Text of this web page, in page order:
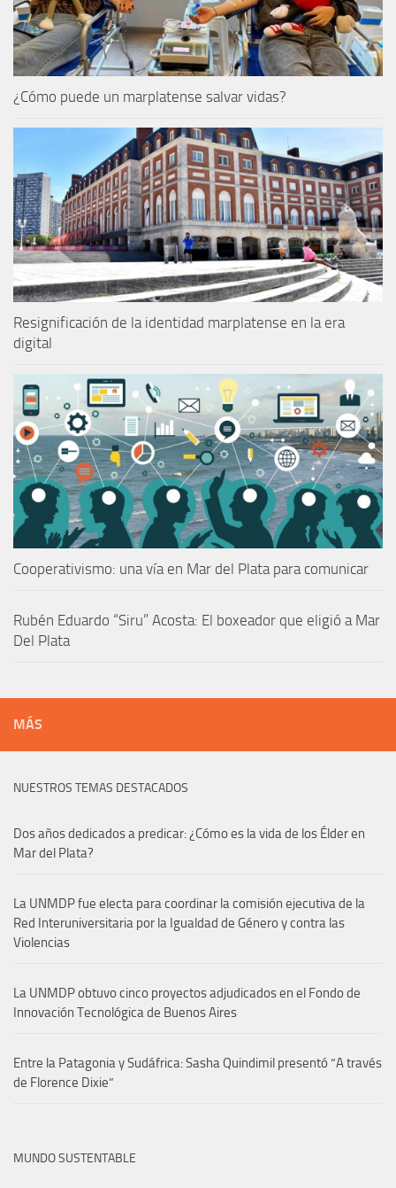
¿Cómo puede un marplatense salvar vidas?
Resignificación de la identidad marplatense en la era
digital
Cooperativismo: una vía en Mar del Plata para comunicar
Rubén Eduardo “Siru” Acosta: El boxeador que eligió a Mar
Del Plata
MÁS
NUESTROS TEMAS DESTACADOS
Dos años dedicados a predicar: ¿Cómo es la vida de los Élder en
Mar del Plata?
La UNMDP fue electa para coordinar la comisión ejecutiva de la
Red Interuniversitaria por la Igualdad de Género y contra las
Violencias
La UNMDP obtuvo cinco proyectos adjudicados en el Fondo de
Innovación Tecnológica de Buenos Aires
Entre la Patagonia y Sudáfrica: Sasha Quindimil presentó “A través
de Florence Dixie”
MUNDO SUSTENTABLE